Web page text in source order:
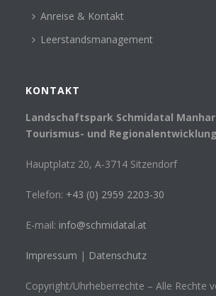
Anreise & Kontakt
Leerstandsmanagement
KONTAKT
Landschaftspark Schmidatal
Tourismus- und
Hauptplatz 20, A-3714 Sitzendorf
Telefon: +43 (0) 2959 2203-30
E-mail: info@schmidatal.at
Impressum | Datenschutz
Copyright/Uhrheberrechte – Alle Rechte